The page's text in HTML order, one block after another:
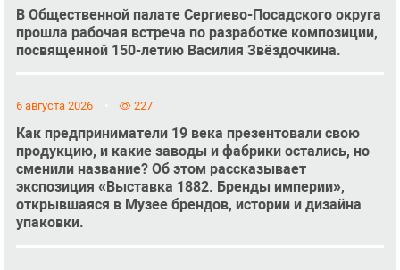
В Общественной палате Сергиево-Посадского округа
прошла рабочая встреча по разработке композиции,
посвященной 150-летию Василия Звёздочкина.
6 августа 2026 227
Как предприниматели 19 века презентовали свою
продукцию, и какие заводы и фабрики остались, но
сменили название? Об этом рассказывает
экспозиция «Выставка 1882. Бренды империи»,
открывшаяся в Музее брендов, истории и дизайна
упаковки.